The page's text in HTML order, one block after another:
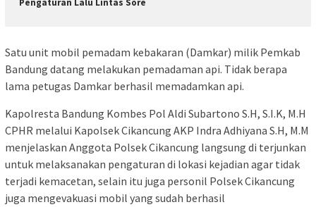
Satu unit mobil pemadam kebakaran (Damkar) milik Pemkab
Bandung datang melakukan pemadaman api. Tidak berapa
lama petugas Damkar berhasil memadamkan api.
Kapolresta Bandung Kombes Pol Aldi Subartono S.H, S.I.K, M.H
CPHR melalui Kapolsek Cikancung AKP Indra Adhiyana S.H, M.M
menjelaskan Anggota Polsek Cikancung langsung di terjunkan
untuk melaksanakan pengaturan di lokasi kejadian agar tidak
terjadi kemacetan, selain itu juga personil Polsek Cikancung
juga mengevakuasi mobil yang sudah berhasil